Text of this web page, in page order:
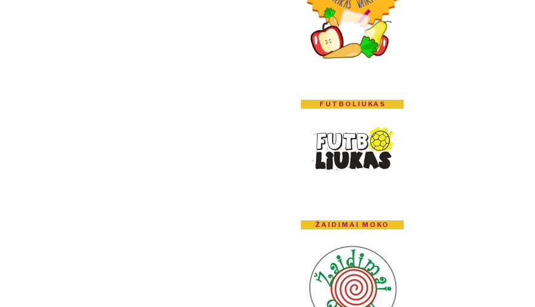
FUTBOLIUKAS
ŽAIDIMAI MOKO